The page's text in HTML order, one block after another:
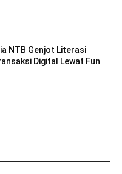
NTB Genjot Literasi
Digital Lewat Fun